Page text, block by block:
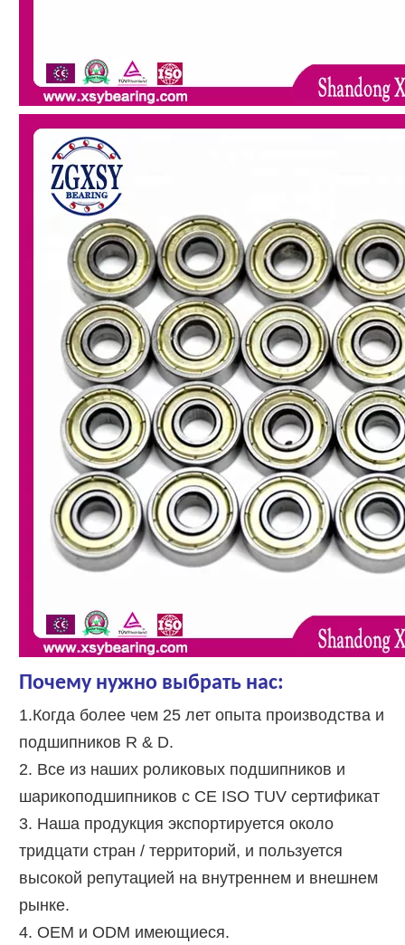
Почему нужно выбрать нас:
1.Когда более чем 25 лет опыта производства и
подшипников R & D.
2. Все из наших роликовых подшипников и
шарикоподшипников с CE ISO TUV сертификат
3. Наша продукция экспортируется около
тридцати стран / территорий, и пользуется
высокой репутацией на внутреннем и внешнем
рынке.
4. OEM и ODM имеющиеся.